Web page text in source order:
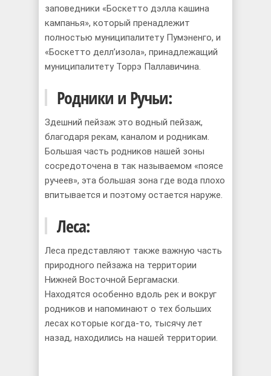
заповедники «Боскетто дэлла кашина
кампанья», который пренадлежит
полностью муниципалитету Пумэненго, и
«Боскетто делл’изола», принадлежащий
муниципалитету Торрэ Паллавичина.
Родники и Ручьи:
Здешний пейзаж это водный пейзаж,
благодаря рекам, каналом и родникам.
Большая часть родников нашей зоны
сосредоточена в так называемом «поясе
ручеев», этa большая зона где вода плохо
впитывается и поэтому остается наруже.
Леса:
Леса представляют также важную часть
природного пейзажа на территории
Нижней Восточной Бергамаски.
Находятся особенно вдоль рек и вокруг
родников и напоминают о тех больших
лесах которые когда-то, тысячу лет
назад, находились на нашей территории.